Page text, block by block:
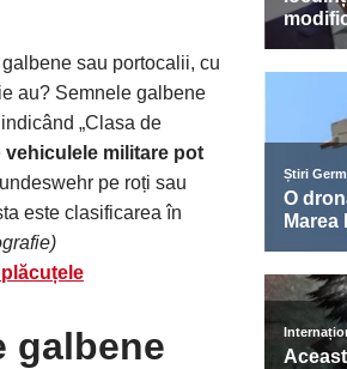
sau portocalii, cu
au? Semnele galbene
„Clasa de
vehiculele militare pot
pe roți sau
este clasificarea în
galbene